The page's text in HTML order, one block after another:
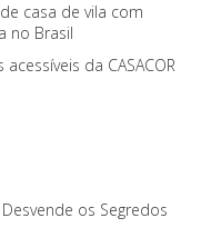
casa de vila com
no Brasil
da CASACOR
os Segredos